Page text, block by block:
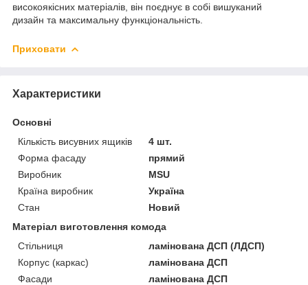
високоякісних матеріалів, він поєднує в собі вишуканий
дизайн та максимальну функціональність.
Приховати
Характеристики
Основні
Кількість висувних ящиків
4 шт.
Форма фасаду
прямий
Виробник
MSU
Країна виробник
Україна
Стан
Новий
Матеріал виготовлення комода
Стільниця
ламінована ДСП (ЛДСП)
Корпус (каркас)
ламінована ДСП
Фасади
ламінована ДСП